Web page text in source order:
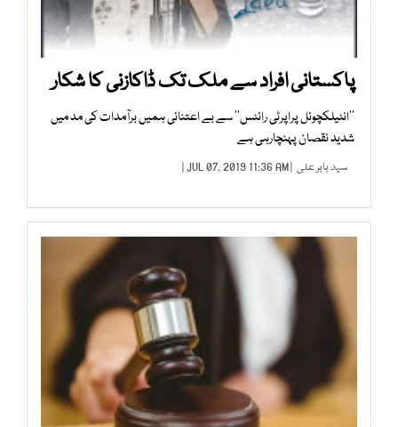
پاکستانی افراد سے ملک تک ڈاکازنی کا شکار
’’انٹیلکچوئل پراپرٹی رائٹس‘‘ سے بے اعتنائی ہمیں برآمدات کی مد میں
شدید نقصان پہنچارہی ہے
سید بابر علی | JUL 07, 2019 11:36 AM |